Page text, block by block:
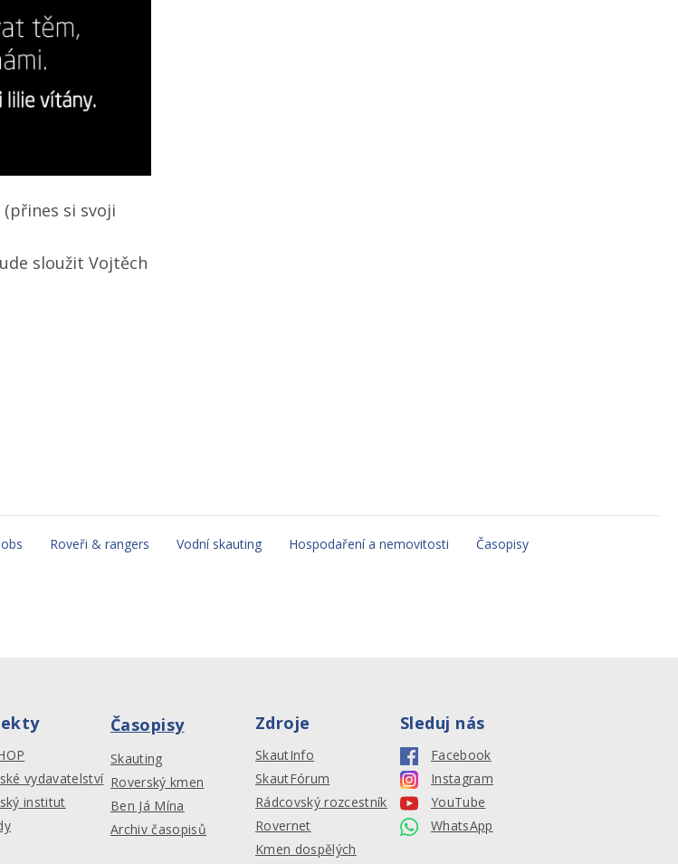
si svoji
sloužit Vojtěch
Roveři & rangers Vodní skauting Hospodaření a nemovitosti Časopisy
vydavatelství
institut
Časopisy
Skauting
Roverský kmen
Ben Já Mína
Archiv časopisů
Zdroje
SkautInfo
SkautFórum
Rádcovský rozcestník
Rovernet
Kmen dospělých
Sleduj nás
Facebook
Instagram
YouTube
WhatsApp